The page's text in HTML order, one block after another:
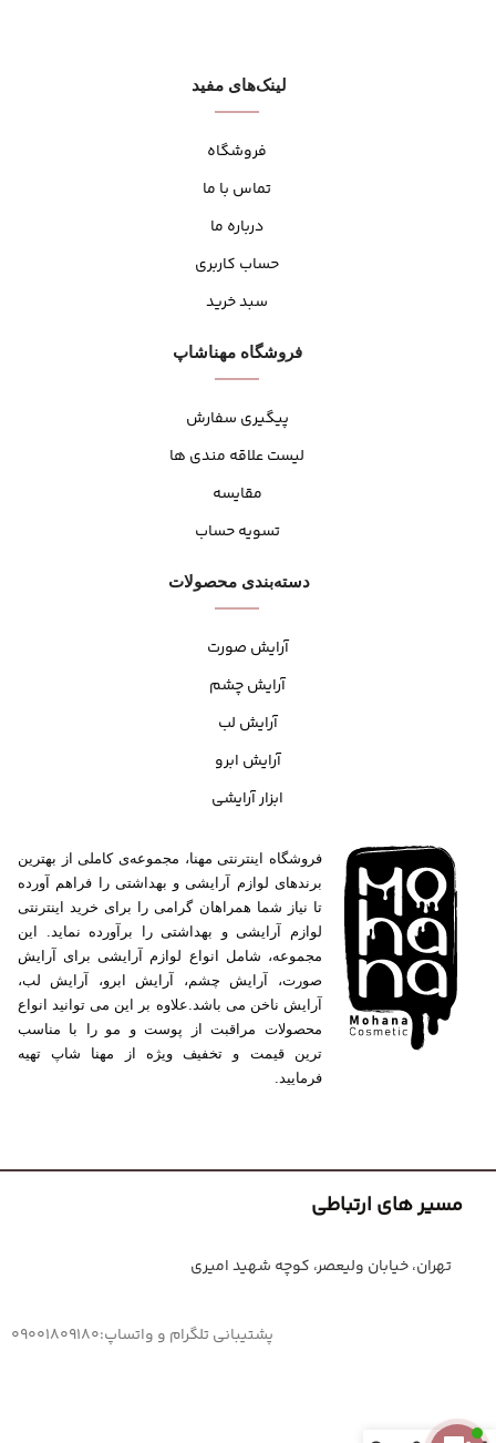
لینک‌های مفید
فروشگاه
تماس با ما
درباره ما
حساب کاربری
سبد خرید
فروشگاه مهنا‌شاپ
پیگیری سفارش
لیست علاقه مندی ها
مقایسه
تسویه حساب
دسته‌بندی محصولات
آرایش صورت
آرایش چشم
آرایش لب
آرایش ابرو
ابزار آرایشی
فروشگاه اینترنتی مهنا، مجموعه‌ی کاملی از بهترین
برندهای لوازم آرایشی و بهداشتی را فراهم آورده
تا نیاز شما همراهان گرامی را برای خرید اینترنتی
لوازم آرایشی و بهداشتی را برآورده نماید. این
مجموعه، شامل انواع لوازم آرایشی برای آرایش
صورت، آرایش چشم، آرایش ابرو، آرایش لب،
آرایش ناخن می باشد.علاوه بر این می توانید انواع
محصولات مراقبت از پوست و مو را با مناسب
ترین قیمت و تخفیف ویژه از مهنا شاپ تهیه
فرمایید.
مسیر های ارتباطی
تهران، خیابان ولیعصر، کوچه شهید امیری
پشتیبانی تلگرام و واتساپ:09001809180